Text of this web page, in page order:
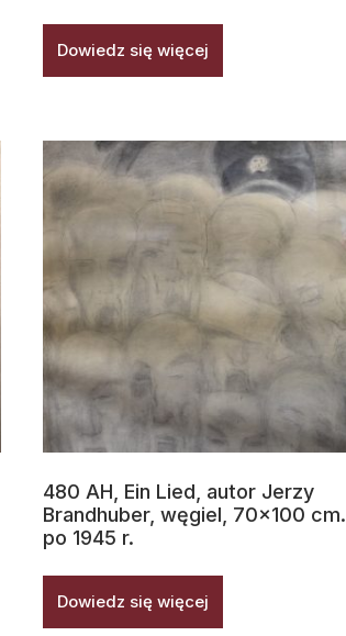
Dowiedz się więcej
480 AH, Ein Lied, autor Jerzy
Brandhuber, węgiel, 70×100 cm.
po 1945 r.
Dowiedz się więcej